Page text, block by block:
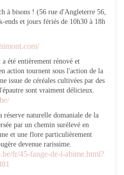
à bisons ! (56 rue d'Angleterre 56,
et jours fériés de 10h30 à 18h
été entièrement rénové et
action tournent sous l'action de la
issue de céréales cultivées par des
sont vraiment délicieux.
réserve naturelle domaniale de la
par un chemin surélevé en
et une flore particulièrement
devenue rarissime.
fr/45-fange-de-l-abime.html?